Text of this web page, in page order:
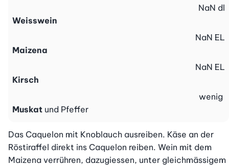
Weisswein
NaN dl
Maizena
NaN EL
Kirsch
NaN EL
Muskat und Pfeffer
wenig
Das Caquelon mit Knoblauch ausreiben. Käse an der
Röstiraffel direkt ins Caquelon reiben. Wein mit dem
Maizena verrühren, dazugiessen, unter gleichmässigem